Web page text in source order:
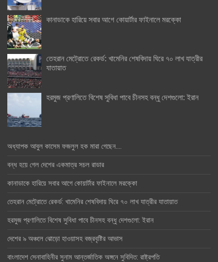
কানাডাকে হারিয়ে সবার আগে কোয়ার্টার ফাইনালে মরক্কো
তেহরান মেট্রোতে রেকর্ড: খামেনির শেষবিদায় ঘিরে ৭০ লাখ যাত্রীর
যাতায়াত
হরমুজ প্রণালিতে বিশেষ সুবিধা পাবে চীনসহ বন্ধু দেশগুলো: ইরান
অধ্যাপক আবুল কাসেম ফজলুল হক মারা গেছেন….
বন্ধ হয়ে গেল দেশের একমাত্র সচল রাডার
কানাডাকে হারিয়ে সবার আগে কোয়ার্টার ফাইনালে মরক্কো
তেহরান মেট্রোতে রেকর্ড: খামেনির শেষবিদায় ঘিরে ৭০ লাখ যাত্রীর যাতায়াত
হরমুজ প্রণালিতে বিশেষ সুবিধা পাবে চীনসহ বন্ধু দেশগুলো: ইরান
দেশের ৯ অঞ্চলে ঝোড়ো হাওয়াসহ বজ্রবৃষ্টির আভাস
বাংলাদেশ সেনাবাহিনীর সুনাম আন্তর্জাতিক অঙ্গনে সুবিদিত: রাষ্ট্রপতি